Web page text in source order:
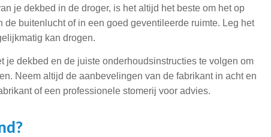
je dekbed in de droger, is het altijd het beste om het op
buitenlucht of in een goed geventileerde ruimte. Leg het
kan drogen.
je dekbed en de juiste onderhoudsinstructies te volgen om
Neem altijd de aanbevelingen van de fabrikant in acht en
of een professionele stomerij voor advies.